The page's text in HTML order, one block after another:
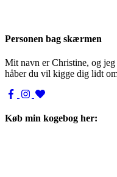
Personen bag skærmen
Mit navn er Christine, og
håber du vil kigge dig lidt
Køb min kogebog her: